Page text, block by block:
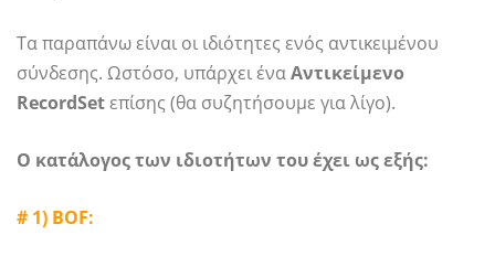
Τα παραπάνω είναι οι ιδιότητες ενός αντικειμένου
σύνδεσης. Ωστόσο, υπάρχει έναΑντικείμενο
RecordSetεπίσης (θα συζητήσουμε για λίγο).
Ο κατάλογος των ιδιοτήτων του έχει ως εξής:
# 1) BOF: